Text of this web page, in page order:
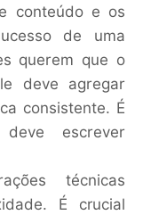
conteúdo e os
de uma
querem que o
deve agregar
consistente. É
escrever
técnicas
É crucial